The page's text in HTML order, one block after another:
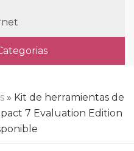
» Kit de herramientas de
7 Evaluation Edition